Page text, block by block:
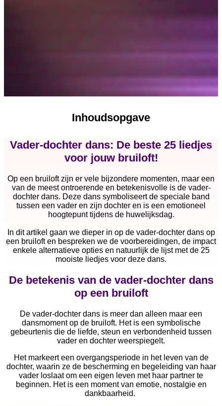
Inhoudsopgave
Vader-dochter dans: De beste 25 liedjes
voor jouw bruiloft!
Op een bruiloft zijn er vele bijzondere momenten, maar een
van de meest ontroerende en betekenisvolle is de vader-
dochter dans. Deze dans symboliseert de speciale band
tussen een vader en zijn dochter en is een emotioneel
hoogtepunt tijdens de huwelijksdag.
In dit artikel gaan we dieper in op de vader-dochter dans op
een bruiloft en bespreken we de voorbereidingen, de impact
enkele alternatieve opties en natuurlijk de lijst met de 25
mooiste liedjes voor deze dans.
De betekenis van de vader-dochter dans
op een bruiloft
De vader-dochter dans is meer dan alleen maar een
dansmoment op de bruiloft. Het is een symbolische
gebeurtenis die de liefde, steun en verbondenheid tussen
vader en dochter weerspiegelt.
Het markeert een overgangsperiode in het leven van de
dochter, waarin ze de bescherming en begeleiding van haar
vader loslaat om een eigen leven met haar partner te
beginnen. Het is een moment van emotie, nostalgie en
dankbaarheid.